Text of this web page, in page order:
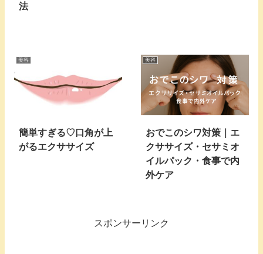
法
美容
簡単すぎる♡口角が上
がるエクササイズ
美容
おでこのシワ対策｜エ
クササイズ・セサミオ
イルパック・食事で内
外ケア
スポンサーリンク